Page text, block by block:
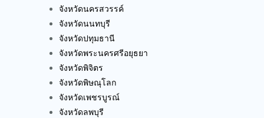
จังหวัดนครสวรรค์
จังหวัดนนทบุรี
จังหวัดปทุมธานี
จังหวัดพระนครศรีอยุธยา
จังหวัดพิจิตร
จังหวัดพิษณุโลก
จังหวัดเพชรบูรณ์
จังหวัดลพบุรี